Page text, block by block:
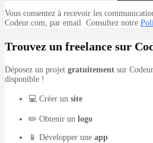
Vous consentez à recevoir les
Codeur.com, par email. Consultez notre
Trouvez un freelance sur
Déposez un projet gratuitement sur
disponible !
💻 Créer un site
✏️ Obtenir un logo
📱 Développer une app